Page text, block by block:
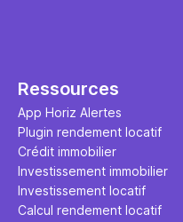
Ressources
App Horiz Alertes
Plugin rendement locatif
Crédit immobilier
Investissement immobilier
Investissement locatif
Calcul rendement locatif